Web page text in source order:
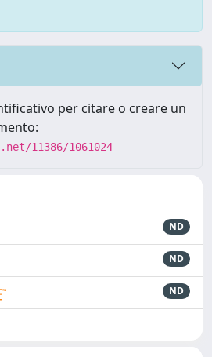
per citare o creare un
11386/1061024
ND
ND
ND